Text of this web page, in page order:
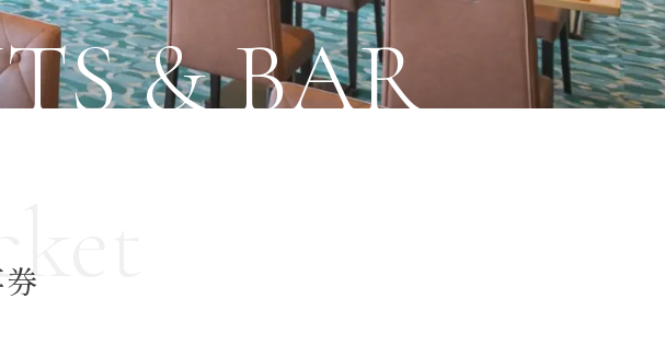
& BAR